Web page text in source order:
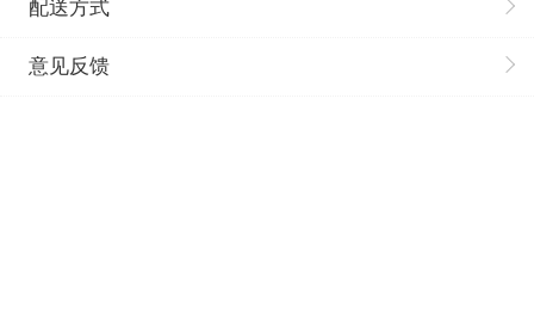
配送方式
意见反馈